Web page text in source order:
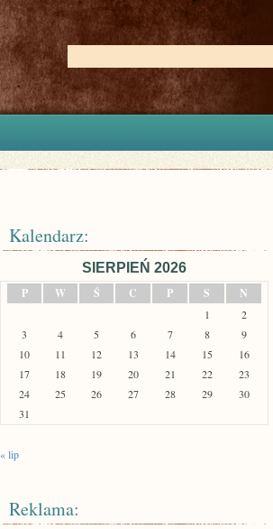
Kalendarz:
SIERPIEŃ 2026
P
W Ś C P S N
1
2
3
4 5 6 7 8
9
10
11 12 13 14 15
16
17
18 19 20 21 22
23
24
25 26 27 28 29
30
31
« lip
Reklama: